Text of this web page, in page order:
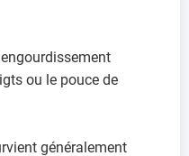
ou le pouce de
généralement